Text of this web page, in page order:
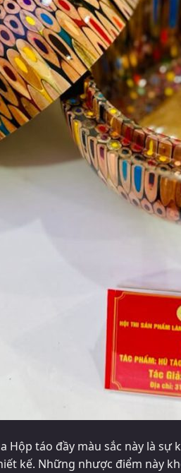
Hộp táo đầy màu sắc này là sự
kế. Những nhược điểm này